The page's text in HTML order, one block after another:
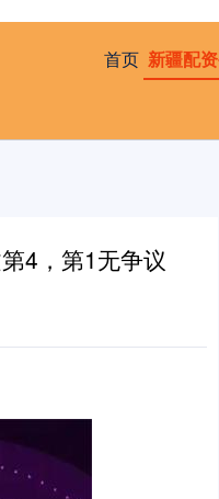
首页 新疆配
4，第1无争议